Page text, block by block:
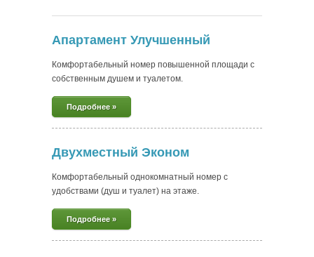
Апартамент Улучшенный
Комфортабельный номер повышенной площади с
собственным душем и туалетом.
Подробнее »
Двухместный Эконом
Комфортабельный однокомнатный номер с
удобствами (душ и туалет) на этаже.
Подробнее »